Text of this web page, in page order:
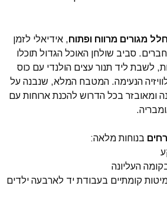
חלל מגורים מרווח ופתוח, אידיאלי לזמן
סביב שולחן האוכל הגדול תוכלו
לשבת ליד תנור עצים הולנדי עם כוס
הנעימה. המטבח המלא, שנבנה על
ומאובזר בכל הדרוש להכנת ארוחות עם
בנוחות מלאה:
העליונה
קומתיים בעבודת יד לארבעה ילדים